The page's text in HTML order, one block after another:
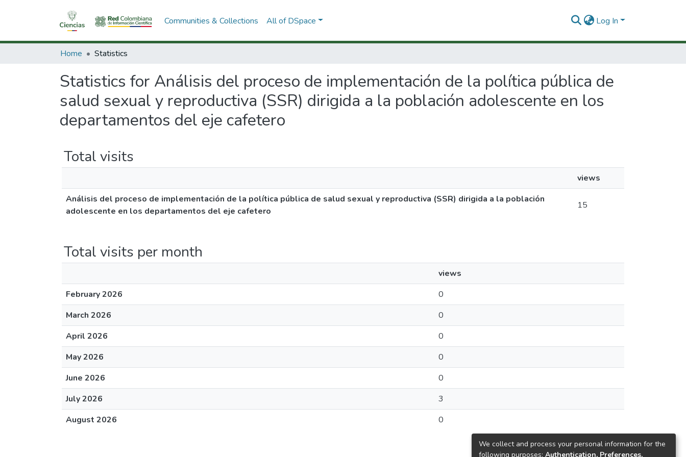
Communities & Collections All of DSpace Log In
Home Statistics
Statistics for Análisis del proceso de implementación de la política pública de
salud sexual y reproductiva (SSR) dirigida a la población adolescente en los
departamentos del eje cafetero
Total visits
views
Análisis del proceso de implementación de la política pública de salud sexual y reproductiva (SSR) dirigida a la población
adolescente en los departamentos del eje cafetero
15
Total visits per month
views
February 2026
0
March 2026
0
April 2026
0
May 2026
0
June 2026
0
July 2026
3
August 2026
0
We collect and process your personal information for the
following purposes: Authentication, Preferences,